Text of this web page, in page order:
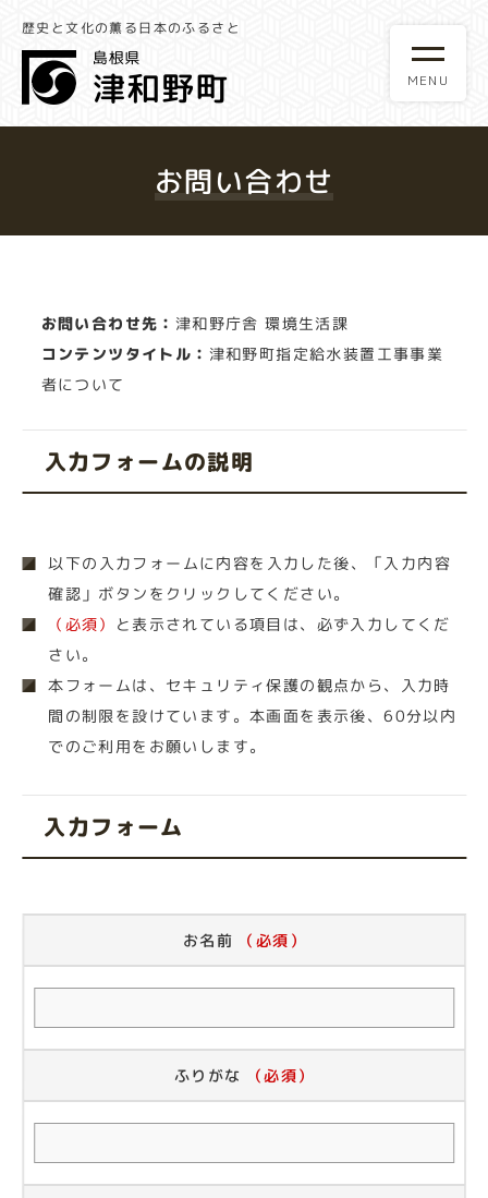
歴史と文化の薫る日本のふるさと
お問い合わせ
お問い合わせ先： 津和野庁舎 環境生活課
コンテンツタイトル： 津和野町指定給水装置工事事業
者について
入力フォームの説明
以下の入力フォームに内容を入力した後、「入力内容
確認」ボタンをクリックしてください。
（必須） と表示されている項目は、必ず入力してくだ
さい。
本フォームは、セキュリティ保護の観点から、入力時
間の制限を設けています。本画面を表示後、60分以内
でのご利用をお願いします。
入力フォーム
お名前 （必須）
ふりがな （必須）